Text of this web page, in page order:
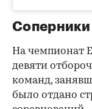
На чемпионат
девяти
команд,
было отдано